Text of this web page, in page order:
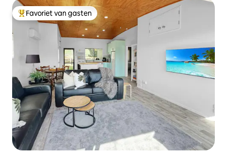
Topfavoriet van gasten
Favoriet van gasten